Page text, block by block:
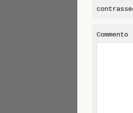
Commento